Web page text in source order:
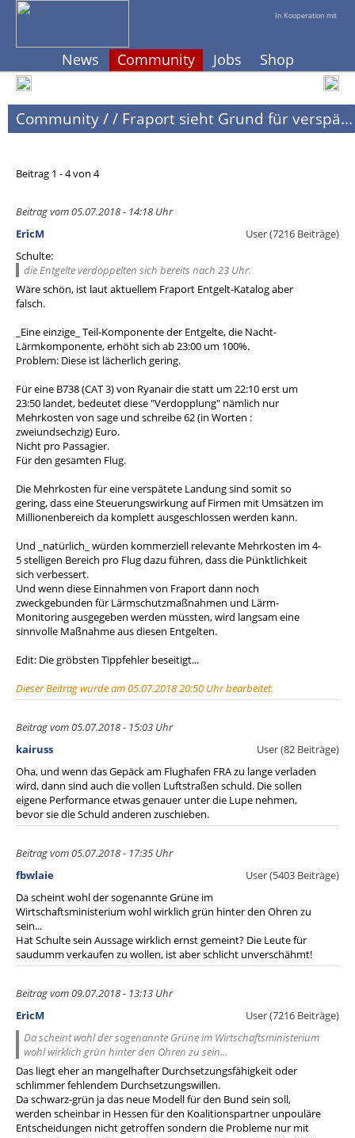
In Kooperation mit
News Community Jobs Shop
Community// Fraport sieht Grund für verspä...
Beitrag 1 - 4 von 4
Beitrag vom 05.07.2018 - 14:18 Uhr
EricM
User (7216 Beiträge)
Schulte:
die Entgelte verdoppelten sich bereits nach 23 Uhr.
Wäre schön, ist laut aktuellem Fraport Entgelt-Katalog aber
falsch.
_Eine einzige_ Teil-Komponente der Entgelte, die Nacht-
Lärmkomponente, erhöht sich ab 23:00 um 100%.
Problem: Diese ist lächerlich gering.
Für eine B738 (CAT 3) von Ryanair die statt um 22:10 erst um
23:50 landet, bedeutet diese "Verdopplung" nämlich nur
Mehrkosten von sage und schreibe 62 (in Worten :
zweiundsechzig) Euro.
Nicht pro Passagier.
Für den gesamten Flug.
Die Mehrkosten für eine verspätete Landung sind somit so
gering, dass eine Steuerungswirkung auf Firmen mit Umsätzen im
Millionenbereich da komplett ausgeschlossen werden kann.
Und _natürlich_ würden kommerziell relevante Mehrkosten im 4-
5 stelligen Bereich pro Flug dazu führen, dass die Pünktlichkeit
sich verbessert.
Und wenn diese Einnahmen von Fraport dann noch
zweckgebunden für Lärmschutzmaßnahmen und Lärm-
Monitoring ausgegeben werden müssten, wird langsam eine
sinnvolle Maßnahme aus diesen Entgelten.
Edit: Die gröbsten Tippfehler beseitigt...
Dieser Beitrag wurde am 05.07.2018 20:50 Uhr bearbeitet.
Beitrag vom 05.07.2018 - 15:03 Uhr
kairuss
User (82 Beiträge)
Oha, und wenn das Gepäck am Flughafen FRA zu lange verladen
wird, dann sind auch die vollen Luftstraßen schuld. Die sollen
eigene Performance etwas genauer unter die Lupe nehmen,
bevor sie die Schuld anderen zuschieben.
Beitrag vom 05.07.2018 - 17:35 Uhr
fbwlaie
User (5403 Beiträge)
Da scheint wohl der sogenannte Grüne im
Wirtschaftsministerium wohl wirklich grün hinter den Ohren zu
sein...
Hat Schulte sein Aussage wirklich ernst gemeint? Die Leute für
saudumm verkaufen zu wollen, ist aber schlicht unverschähmt!
Beitrag vom 09.07.2018 - 13:13 Uhr
EricM
User (7216 Beiträge)
Da scheint wohl der sogenannte Grüne im Wirtschaftsministerium
wohl wirklich grün hinter den Ohren zu sein...
Das liegt eher an mangelhafter Durchsetzungsfähigkeit oder
schlimmer fehlendem Durchsetzungswillen.
Da schwarz-grün ja das neue Modell für den Bund sein soll,
werden scheinbar in Hessen für den Koalitionspartner unpouläre
Entscheidungen nicht getroffen sondern die Probleme nur mit